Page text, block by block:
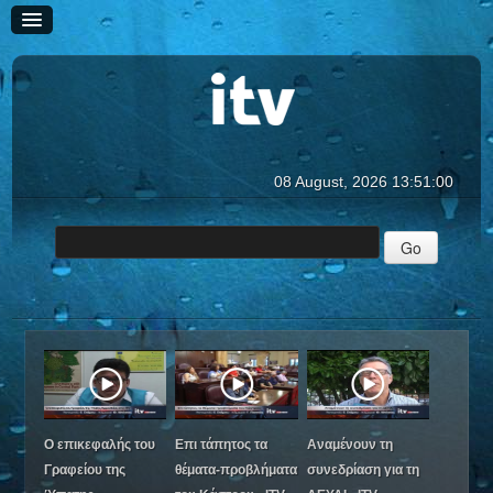
08 August, 2026 13:51:01
ΕΙΔΗΣΕΙΣ
ΕΚΠΟΜΠΕΣ
ΙΣΤΟΡΙΕΣ
Puzzle
Περιβάλλον - Κυνήγι, Μύθοι και Αλήθειες
Παρέα με την Αθηνά
REPLAY
Ο επικεφαλής του
Γραφείου της
Επι τάπητος τα
θέματα-προβλήματα
Αναμένουν τη
συνεδρίαση για τη